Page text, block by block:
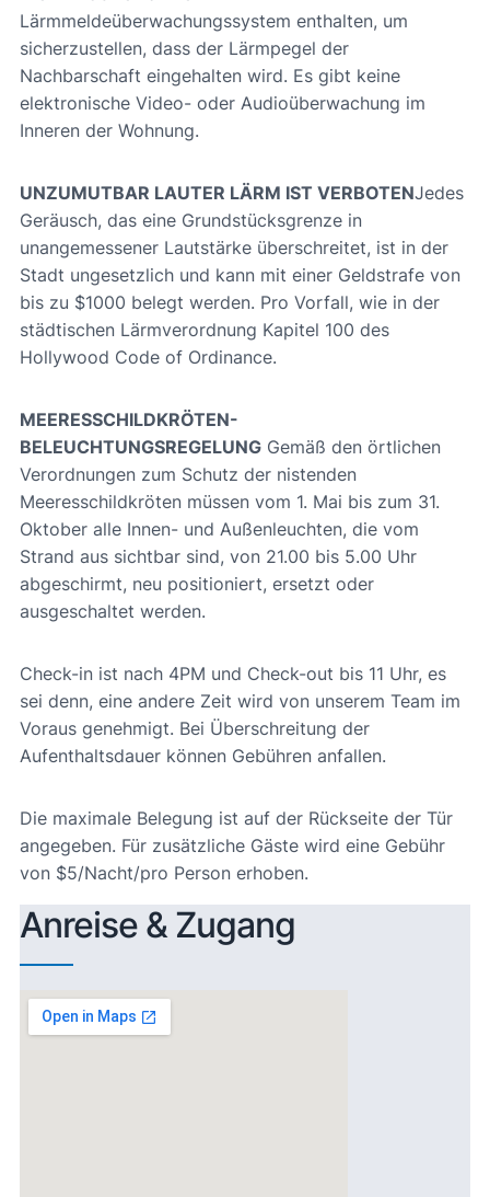
Lärmmeldeüberwachungssystem enthalten, um
sicherzustellen, dass der Lärmpegel der
Nachbarschaft eingehalten wird. Es gibt keine
elektronische Video- oder Audioüberwachung im
Inneren der Wohnung.
UNZUMUTBAR LAUTER LÄRM IST VERBOTENJedes
Geräusch, das eine Grundstücksgrenze in
unangemessener Lautstärke überschreitet, ist in der
Stadt ungesetzlich und kann mit einer Geldstrafe von
bis zu $1000 belegt werden. Pro Vorfall, wie in der
städtischen Lärmverordnung Kapitel 100 des
Hollywood Code of Ordinance.
MEERESSCHILDKRÖTEN-
BELEUCHTUNGSREGELUNG Gemäß den örtlichen
Verordnungen zum Schutz der nistenden
Meeresschildkröten müssen vom 1. Mai bis zum 31.
Oktober alle Innen- und Außenleuchten, die vom
Strand aus sichtbar sind, von 21.00 bis 5.00 Uhr
abgeschirmt, neu positioniert, ersetzt oder
ausgeschaltet werden.
Check-in ist nach 4PM und Check-out bis 11 Uhr, es
sei denn, eine andere Zeit wird von unserem Team im
Voraus genehmigt. Bei Überschreitung der
Aufenthaltsdauer können Gebühren anfallen.
Die maximale Belegung ist auf der Rückseite der Tür
angegeben. Für zusätzliche Gäste wird eine Gebühr
von $5/Nacht/pro Person erhoben.
Anreise & Zugang